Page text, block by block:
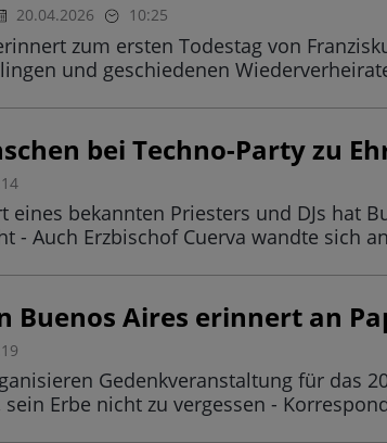
20.04.2026 10:25
zum ersten Todestag von
und geschiedenen
bei Techno-Party zu
eines bekannten Priesters und DJs hat
- Auch Erzbischof Cuerva wandte sich
Buenos Aires erinnert an
Gedenkveranstaltung für das
Erbe nicht zu vergessen -